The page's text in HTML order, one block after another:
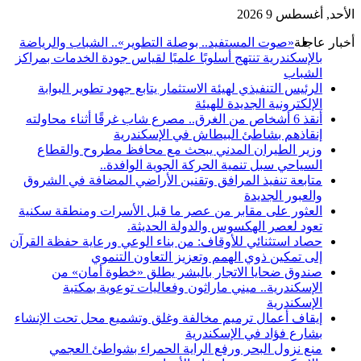
الأحد, أغسطس 9 2026
أخبار عاجلة«صوت المستفيد.. بوصلة التطوير».. الشباب والرياضة
بالإسكندرية تنتهج أسلوبًا علميًا لقياس جودة الخدمات بمراكز
الشباب
الرئيس التنفيذي لهيئة الاستثمار يتابع جهود تطوير البوابة
الإلكترونية الجديدة للهيئة
أنقذ 6 أشخاص من الغرق.. مصرع شاب غرقًا أثناء محاولته
إنقاذهم بشاطئ البيطاش في الإسكندرية
وزير الطيران المدني يبحث مع محافظ مطروح والقطاع
السياحي سبل تنمية الحركة الجوية الوافدة..
متابعة تنفيذ المرافق وتقنين الأراضي المضافة في الشروق
والعبور الجديدة
العثور على مقابر من عصر ما قبل الأسرات ومنطقة سكنية
تعود لعصر الهكسوس والدولة الحديثة.
حصاد استثنائي للأوقاف: من بناء الوعي ورعاية حفظة القرآن
إلى تمكين ذوي الهمم وتعزيز التعاون التنموي
صندوق ضحايا الاتجار بالبشر يطلق «خطوة أمان» من
الإسكندرية.. ميني ماراثون وفعاليات توعوية بمكتبة
الإسكندرية
إيقاف أعمال ترميم مخالفة وغلق وتشميع محل تحت الإنشاء
بشارع فؤاد في الإسكندرية
منع نزول البحر ورفع الراية الحمراء بشواطئ العجمي